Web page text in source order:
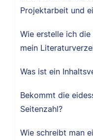
Projektarbeit und
Wie erstelle ich
mein
Was ist ein
Bekommt die
Seitenzahl?
Wie schreibt man